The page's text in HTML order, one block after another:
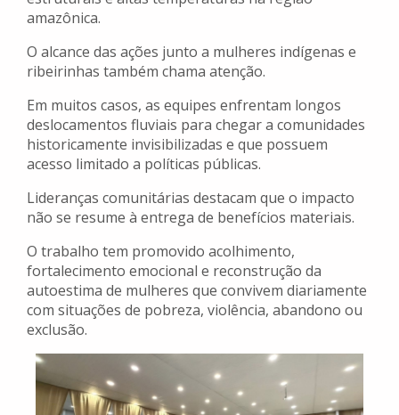
amazônica.
O alcance das ações junto a mulheres indígenas e
ribeirinhas também chama atenção.
Em muitos casos, as equipes enfrentam longos
deslocamentos fluviais para chegar a comunidades
historicamente invisibilizadas e que possuem
acesso limitado a políticas públicas.
Lideranças comunitárias destacam que o impacto
não se resume à entrega de benefícios materiais.
O trabalho tem promovido acolhimento,
fortalecimento emocional e reconstrução da
autoestima de mulheres que convivem diariamente
com situações de pobreza, violência, abandono ou
exclusão.